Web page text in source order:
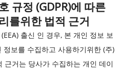
규정 (GDPR)에 따른
를위한 법적 근거
출신 인 경우, 본 개인 정보 보
정보를 수집하고 사용하기위한 (주)
근거는 당사가 수집하는 개인 데이